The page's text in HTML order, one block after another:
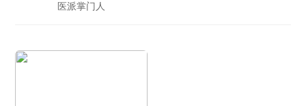
医派掌门人